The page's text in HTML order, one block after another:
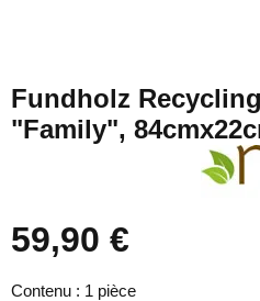
Fundholz
"Family",
Prix régulier :
59,90 €
Contenu : 1 pièce